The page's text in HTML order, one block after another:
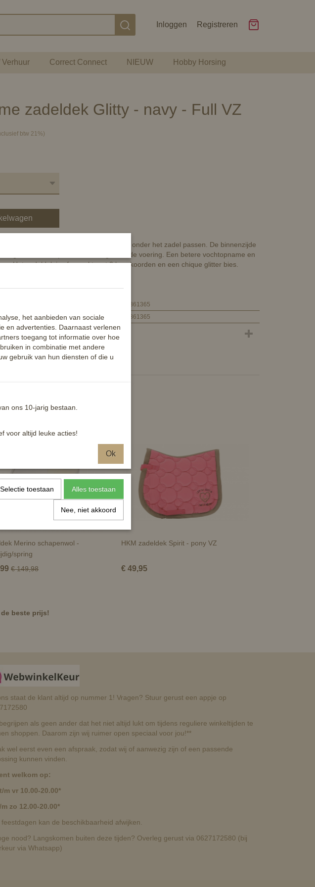
Inloggen Registreren
Verhuur Correct Connect NIEUW Hobby Horsing
zadeldek Glitty - navy - Full VZ
btw 21%)
vorm zal het zadeldek Glitty perfect onder het zadel passen. De binnenzijde
is gevoerd met speciale vochtregulerende voering. Een betere vochtopname en
Het zadeldek is afgewerkt met 2 luxe koorden en een chique glitter bies.
8720574861365
8720574861365
Merino schapenwol -
spring
€ 149,98
HKM zadeldek Spirit - pony VZ
€ 49,95
beste prijs!
staat de klant altijd op nummer 1! Vragen? Stuur gerust een appje op
als geen ander dat het niet altijd lukt om tijdens reguliere winkeltijden te
shoppen. Daarom zijn wij ruimer open speciaal voor jou!**
wel eerst even een afspraak, zodat wij of aanwezig zijn of een passende
kunnen vinden.
welkom op:
m vr 10.00-20.00*
m zo 12.00-20.00*
feestdagen kan de beschikbaarheid afwijken.
nood? Langskomen buiten deze tijden? Overleg gerust via 0627172580 (bij
via Whatsapp)
het aanbieden van sociale
en advertenties. Daarnaast verlenen
toegang tot informatie over hoe
in combinatie met andere
gebruik van hun diensten of die u
ons 10-jarig bestaan.
voor altijd leuke acties!
Ok
Selectie toestaan Alles toestaan
Nee, niet akkoord